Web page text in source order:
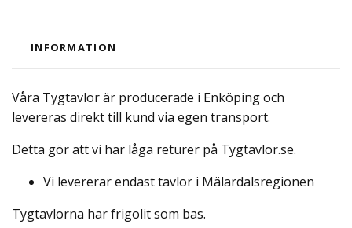
INFORMATION
Våra Tygtavlor är producerade i Enköping och
levereras direkt till kund via egen transport.
Detta gör att vi har låga returer på Tygtavlor.se.
Vi levererar endast tavlor i Mälardalsregionen
Tygtavlorna har frigolit som bas.